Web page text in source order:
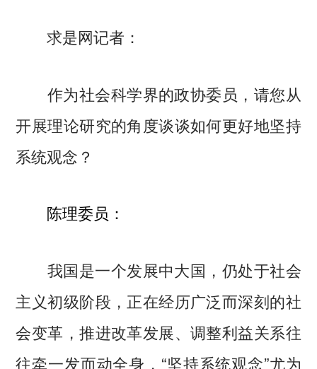
求是网记者：
作为社会科学界的政协委员，请您从
开展理论研究的角度谈谈如何更好地坚持
系统观念？
陈理委员：
我国是一个发展中大国，仍处于社会
主义初级阶段，正在经历广泛而深刻的社
会变革，推进改革发展、调整利益关系往
往牵一发而动全身，“坚持系统观念”尤为